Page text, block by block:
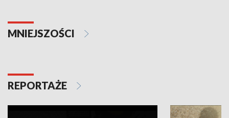
MNIEJSZOŚCI
REPORTAŻE